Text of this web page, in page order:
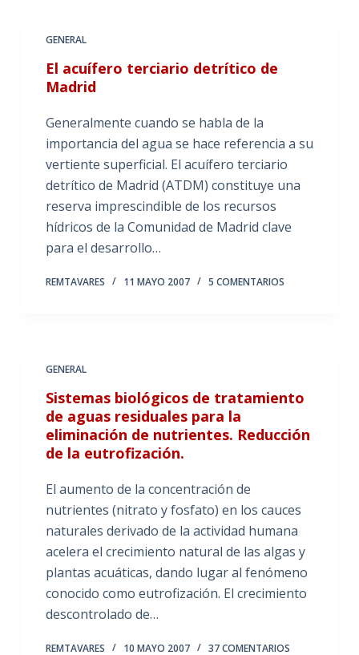
GENERAL
El acuífero terciario detrítico de
Madrid
Generalmente cuando se habla de la
importancia del agua se hace referencia a su
vertiente superficial. El acuífero terciario
detrítico de Madrid (ATDM) constituye una
reserva imprescindible de los recursos
hídricos de la Comunidad de Madrid clave
para el desarrollo…
REMTAVARES 11 MAYO 2007 5 COMENTARIOS
GENERAL
Sistemas biológicos de tratamiento
de aguas residuales para la
eliminación de nutrientes. Reducción
de la eutrofización.
El aumento de la concentración de
nutrientes (nitrato y fosfato) en los cauces
naturales derivado de la actividad humana
acelera el crecimiento natural de las algas y
plantas acuáticas, dando lugar al fenómeno
conocido como eutrofización. El crecimiento
descontrolado de…
REMTAVARES 10 MAYO 2007 37 COMENTARIOS